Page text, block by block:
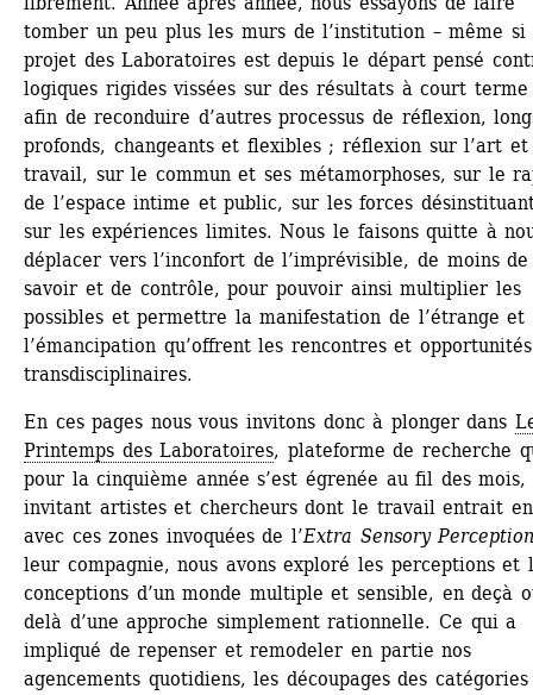
tomber un peu plus les murs de l’institution – même si
projet des Laboratoires est depuis le départ pensé
logiques rigides vissées sur des résultats à court terme
afin de reconduire d’autres processus de réflexion,
profonds, changeants et flexibles ; réflexion sur l’art
travail, sur le commun et ses métamorphoses, sur le
de l’espace intime et public, sur les forces
sur les expériences limites. Nous le faisons quitte à
déplacer vers l’inconfort de l’imprévisible, de moins de
savoir et de contrôle, pour pouvoir ainsi multiplier les
possibles et permettre la manifestation de l’étrange et
l’émancipation qu’offrent les rencontres et opportunités
transdisciplinaires.
En ces pages nous vous invitons donc à plonger dans
Printemps des Laboratoires, plateforme de recherche
pour la cinquième année s’est égrenée au fil des mois,
invitant artistes et chercheurs dont le travail entrait
avec ces zones invoquées de l’Extra Sensory
leur compagnie, nous avons exploré les perceptions et
conceptions d’un monde multiple et sensible, en deçà
delà d’une approche simplement rationnelle. Ce qui a
impliqué de repenser et remodeler en partie nos
agencements quotidiens, les découpages des